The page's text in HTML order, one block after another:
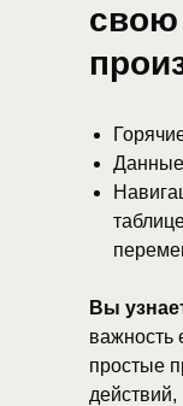
Данные
Вы
важность
простые
свою